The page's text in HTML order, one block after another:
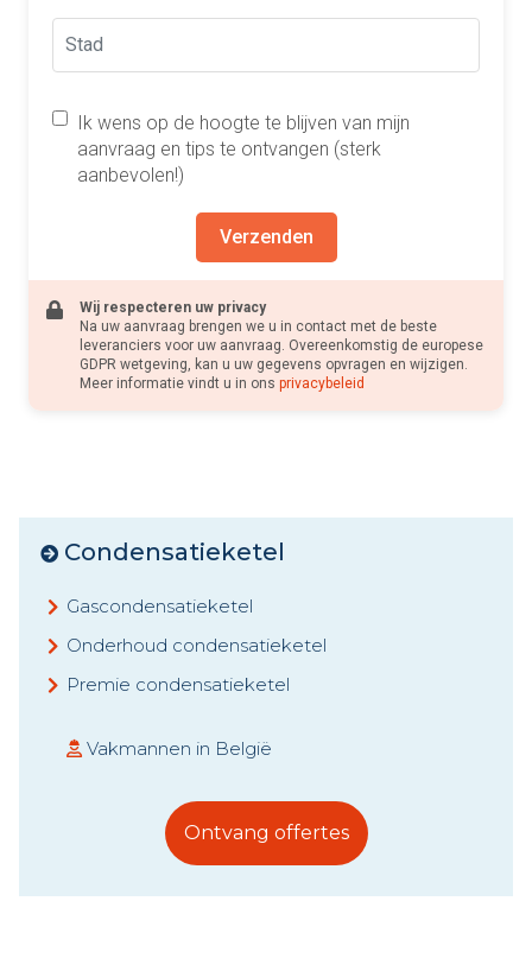
Ik wens op de hoogte te blijven van mijn
aanvraag en tips te ontvangen (sterk
aanbevolen!)
Verzenden
Wij respecteren uw privacy
Na uw aanvraag brengen we u in contact met de beste
leveranciers voor uw aanvraag. Overeenkomstig de europese
GDPR wetgeving, kan u uw gegevens opvragen en wijzigen.
Meer informatie vindt u in ons privacybeleid
Condensatieketel
Gascondensatieketel
Onderhoud condensatieketel
Premie condensatieketel
Vakmannen in België
Ontvang offertes